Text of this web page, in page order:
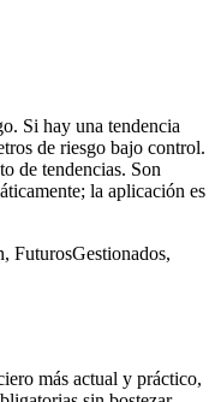
Si hay una tendencia
de riesgo bajo control.
de tendencias. Son
la aplicación es
, FuturosGestionados,
más actual y práctico,